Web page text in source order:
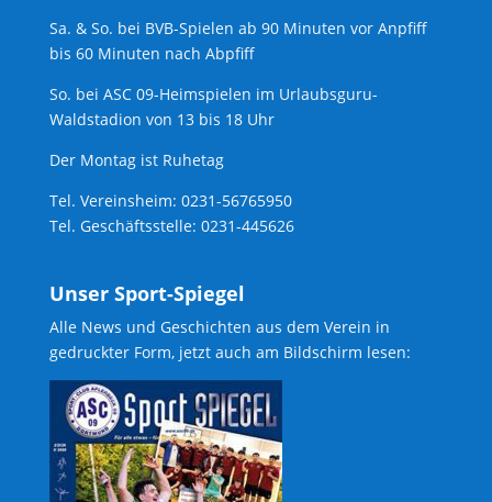
Sa. & So. bei BVB-Spielen ab 90 Minuten vor Anpfiff
bis 60 Minuten nach Abpfiff
So. bei ASC 09-Heimspielen im Urlaubsguru-
Waldstadion von 13 bis 18 Uhr
Der Montag ist Ruhetag
Tel. Vereinsheim: 0231-56765950
Tel. Geschäftsstelle: 0231-445626
Unser Sport-Spiegel
Alle News und Geschichten aus dem Verein in
gedruckter Form, jetzt auch am Bildschirm lesen: